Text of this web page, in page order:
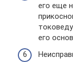
его еще
его